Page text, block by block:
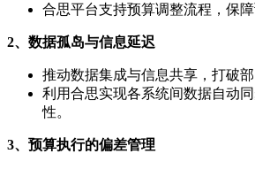
合思平台支持预算调整流程，保障
2、数据孤岛与信息延迟
推动数据集成与信息共享，打破部
利用合思实现各系统间数据自动
性。
3、预算执行的偏差管理